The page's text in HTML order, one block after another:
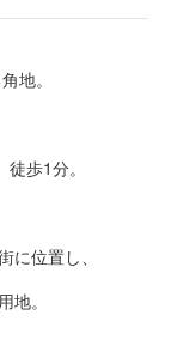
地。
歩1分。
位置し、
地。